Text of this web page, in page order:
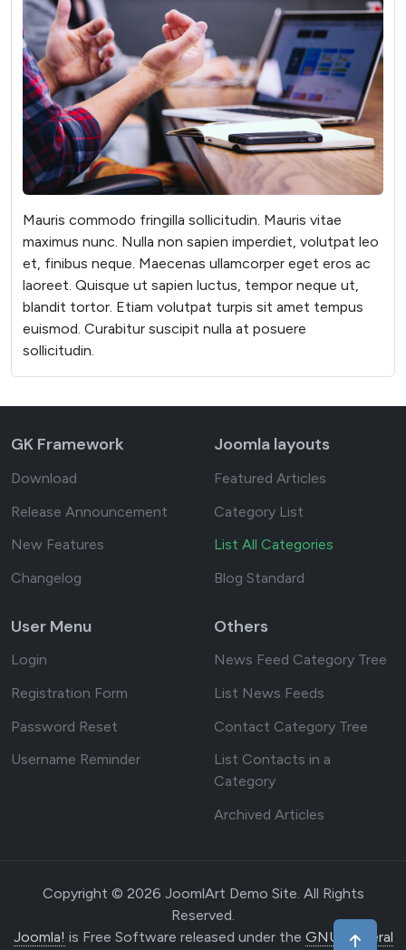
Mauris commodo fringilla sollicitudin. Mauris vitae
maximus nunc. Nulla non sapien imperdiet, volutpat leo
et, finibus neque. Maecenas ullamcorper eget eros ac
laoreet. Quisque ut sapien luctus, tempor neque ut,
blandit tortor. Etiam volutpat turpis sit amet tempus
euismod. Curabitur suscipit nulla at posuere
sollicitudin.
GK Framework
Download
Release Announcement
New Features
Changelog
Joomla layouts
Featured Articles
Category List
List All Categories
Blog Standard
User Menu
Login
Registration Form
Password Reset
Username Reminder
Others
News Feed Category Tree
List News Feeds
Contact Category Tree
List Contacts in a
Category
Archived Articles
Copyright © 2026 JoomlArt Demo Site. All Rights
Reserved.
Joomla! is Free Software released under the GNU General